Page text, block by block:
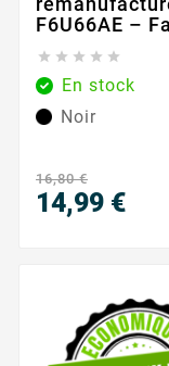
F6U66AE –
    
En stock
Noir
16,80 €
14,99 €